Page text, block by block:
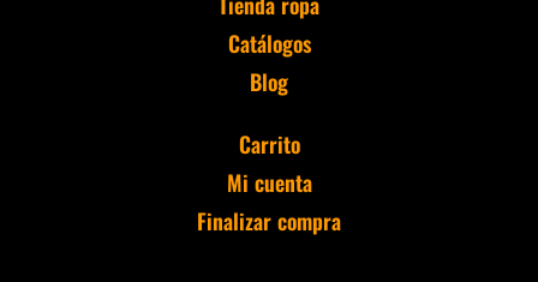
Catálogos
Blog
Carrito
Mi cuenta
Finalizar compra